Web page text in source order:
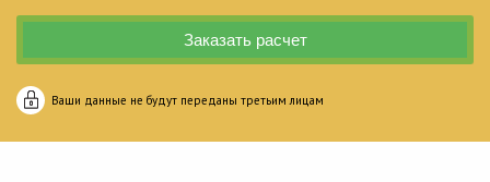
Ваши данные не будут переданы третьим лицам